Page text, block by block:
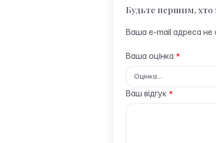
Будьте першим,
Ваша e-mail адреса
Ваша оцінка *
Ваш відгук *